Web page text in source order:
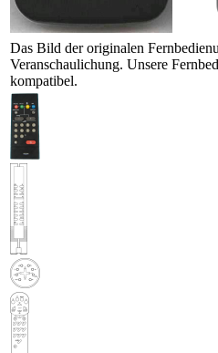
Das Bild der originalen
Veranschaulichung. Unsere
kompatibel.